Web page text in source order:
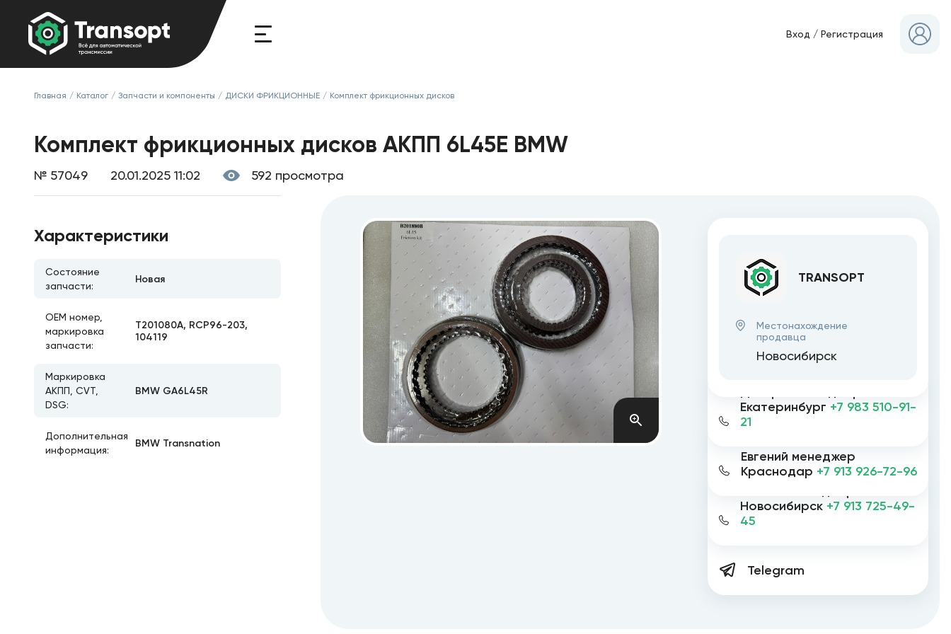
Вход /Регистрация
Главная / Каталог / Запчасти и компоненты / ДИСКИ ФРИКЦИОННЫЕ / Комплект фрикционных дисков
Комплект фрикционных дисков АКПП 6L45E BMW
№ 57049 20.01.2025 11:02 592 просмотра
Характеристики
Состояние
запчасти:
Новая
ОЕМ номер,
маркировка
запчасти:
T201080A, RCP96-203,
104119
Маркировка
АКПП, CVT,
DSG:
BMW GA6L45R
Дополнительная
информация:
BMW Transnation
Telegram
Новосибирск +7 913 725-49-
45
Евгений менеджер
Краснодар +7 913 926-72-96
Екатеринбург +7 983 510-91-
21
TRANSOPT
Местонахождение
продавца
Новосибирск